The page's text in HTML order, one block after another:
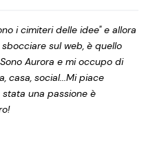
i cimiteri delle idee" e allora
sul web, è quello
Aurora e mi occupo di
casa, social...Mi piace
una passione è